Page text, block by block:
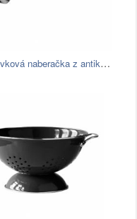
Polievková naberačka z antikoro ocele…